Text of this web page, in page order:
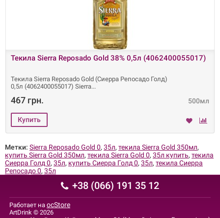
Текила Sierra Reposado Gold 38% 0,5л (4062400055017)
Текила Sierra Reposado Gold (Сиерра Репосадо Голд)
0,5л (4062400055017) Sierra
500мл
467 грн.
Метки: Sierra Reposado Gold 0, 35л, текила Sierra Gold 350мл,
купить Sierra Gold 350мл, текила Sierra Gold 0, 35л купить, текила
Сиерра Голд 0, 35л, купить Сиерра Голд 0, 35л, текила Сиерра
Репосадо 0, 35л
+38 (066) 191 35 12
Работает на ocStore
ArtDrink © 2026